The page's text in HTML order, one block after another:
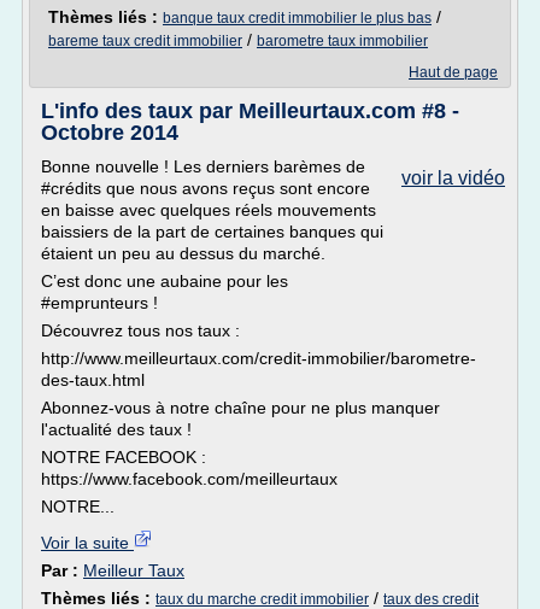
Thèmes liés : banque taux credit immobilier le plus bas /
bareme taux credit immobilier / barometre taux immobilier
Haut de page
L'info des taux par Meilleurtaux.com #8 -
Octobre 2014
voir la vidéo
Bonne nouvelle ! Les derniers barèmes de
#crédits que nous avons reçus sont encore
en baisse avec quelques réels mouvements
baissiers de la part de certaines banques qui
étaient un peu au dessus du marché.
C’est donc une aubaine pour les
#emprunteurs !
Découvrez tous nos taux :
http://www.meilleurtaux.com/credit-immobilier/barometre-
des-taux.html
Abonnez-vous à notre chaîne pour ne plus manquer
l'actualité des taux !
NOTRE FACEBOOK :
https://www.facebook.com/meilleurtaux
NOTRE...
Voir la suite
Par : Meilleur Taux
Thèmes liés : taux du marche credit immobilier / taux des credit